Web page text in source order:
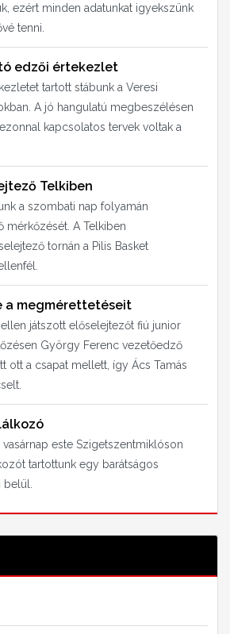
ezért minden adatunkat igyekszünk
tenni.
edzői értekezlet
tartott stábunk a Veresi
A jó hangulatú megbeszélésen
kapcsolatos tervek voltak a
Telkiben
a szombati nap folyamán
mérkőzését. A Telkiben
tornán a Pilis Basket
a megmérettetéseit
ellen játszott előselejtezőt fiú junior
György Ferenc vezetőedző
ott a csapat mellett, így Ács Tamás
este Szigetszentmiklóson
tartottunk egy barátságos